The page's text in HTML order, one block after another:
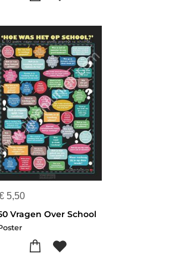
5,50
Vragen Over School